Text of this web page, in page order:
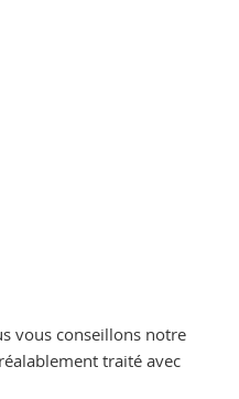
vous conseillons notre
traité avec